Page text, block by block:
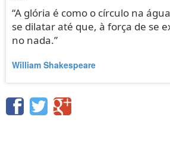
“A glória é como o círculo na
se dilatar até que, à força de se
no nada.”
William Shakespeare